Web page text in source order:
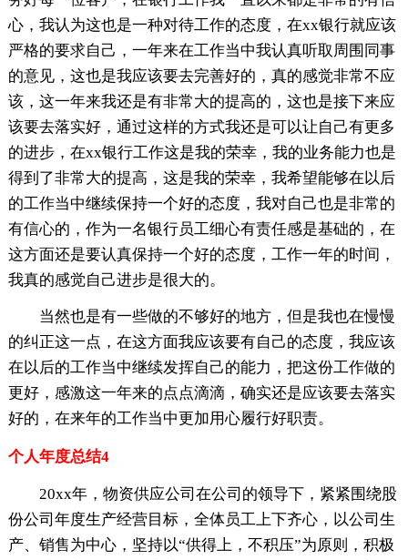
心，我认为这也是一种对待工作的态度，在xx银行就应该
严格的要求自己，一年来在工作当中我认真听取周围同事
的意见，这也是我应该要去完善好的，真的感觉非常不应
该，这一年来我还是有非常大的提高的，这也是接下来应
该要去落实好，通过这样的方式我还是可以让自己有更多
的进步，在xx银行工作这是我的荣幸，我的业务能力也是
得到了非常大的提高，这是我的荣幸，我希望能够在以后
的工作当中继续保持一个好的态度，我对自己也是非常的
有信心的，作为一名银行员工细心有责任感是基础的，在
这方面还是要认真保持一个好的态度，工作一年的时间，
我真的感觉自己进步是很大的。
当然也是有一些做的不够好的地方，但是我也在慢慢
的纠正这一点，在这方面我应该要有自己的态度，我应该
在以后的工作当中继续发挥自己的能力，把这份工作做的
更好，感激这一年来的点点滴滴，确实还是应该要去落实
好的，在来年的工作当中更加用心履行好职责。
个人年度总结4
20xx年，物资供应公司在公司的领导下，紧紧围绕股
份公司年度生产经营目标，全体员工上下齐心，以公司生
产、销售为中心，坚持以“供得上，不积压”为原则，积极